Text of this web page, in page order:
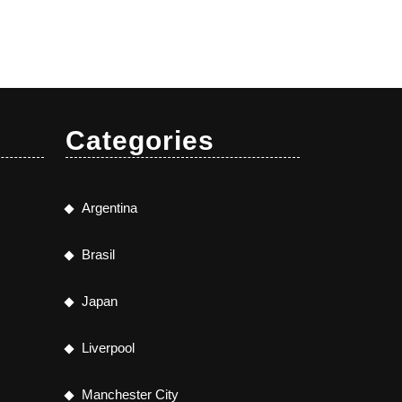
Categories
Argentina
Brasil
Japan
Liverpool
Manchester City